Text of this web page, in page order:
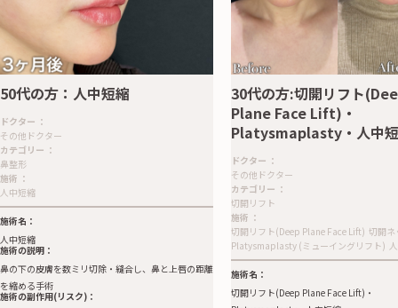
50代の方：人中短縮
ドクター ：
その他ドクター
カテゴリー ：
鼻整形
施術 ：
人中短縮
施術名：
人中短縮
施術の説明：
鼻の下の皮膚を数ミリ切除・縫合し、鼻と上唇の距離
を縮める手術
施術の副作用(リスク)：
30代の方:切開リフト
Plane Face Lift)・
Platysmaplasty・人中
ドクター ：
その他ドクター
カテゴリー ：
切開リフト
施術 ：
切開リフト(Deep Plane Face Lift) 切開ネ
Platysmaplasty (ミューイングリフト)
施術名：
切開リフト(Deep Plane Face Lift)・